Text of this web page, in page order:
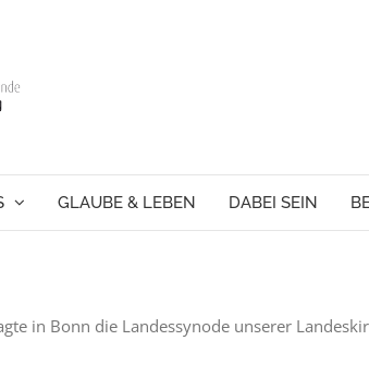
GLAUBE & LEBEN DABEI SEIN
in Bonn die Landessynode unserer